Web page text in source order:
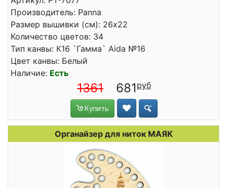
Производитель: Panna
Размер вышивки (см): 26x22
Количество цветов: 34
Тип канвы: К16 `Гамма` Aida №16
Цвет канвы: Белый
Наличие: Есть
1361 681
Купить
Органайзер для ниток МАЯК